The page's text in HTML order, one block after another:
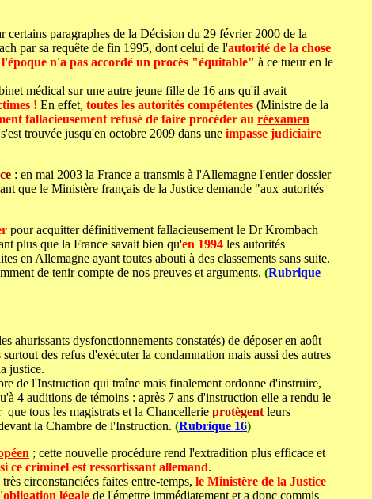
certains paragraphes de la Décision du 29 février 2000 de la
par sa requête de fin 1995, dont celui de l'autorité de la chose
n'a pas accordé un procès "équitable" à ce tueur en le
médical sur une autre jeune fille de 16 ans qu'il avait
! En effet, toutes les autorités compétentes (Ministre de la
fallacieusement refusé de faire procéder au réexamen
trouvée jusqu'en octobre 2009 dans une impasse judiciaire
: en mai 2003 la France a transmis à l'Allemagne l'entier dossier
que le Ministère français de la Justice demande "aux autorités
pour acquitter définitivement fallacieusement le Dr Krombach
plus que la France savait bien qu'en 1994 les autorités
en Allemagne ayant toutes abouti à des classements sans suite.
de tenir compte de nos preuves et arguments. (Rubrique
ahurissants dysfonctionnements constatés) de déposer en août
surtout des refus d'exécuter la condamnation mais aussi des autres
justice.
de l'Instruction qui traîne mais finalement ordonne d'instruire,
4 auditions de témoins : après 7 ans d'instruction elle a rendu le
que tous les magistrats et la Chancellerie protègent leurs
la Chambre de l'Instruction. (Rubrique 16)
; cette nouvelle procédure rend l'extradition plus efficace et
ce criminel est ressortissant allemand.
circonstanciées faites entre-temps, le Ministère de la Justice
légale de l'émettre immédiatement et a donc commis